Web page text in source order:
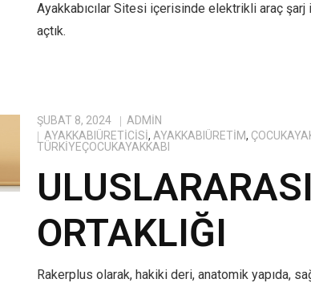
Ayakkabıcılar Sitesi içerisinde elektrikli araç
açtık.
ŞUBAT 8, 2024
ADMIN
AYAKKABIÜRETICISI, AYAKKABIÜRETIM,
TÜRKIYEÇOCUKAYAKKABI
ORTAKLIĞI
Rakerplus olarak, hakiki deri, anatomik yapıda,